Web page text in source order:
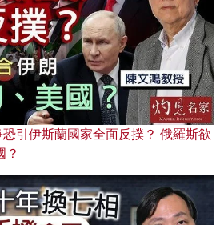
引伊斯蘭國家全面反撲？ 俄羅斯欲
？